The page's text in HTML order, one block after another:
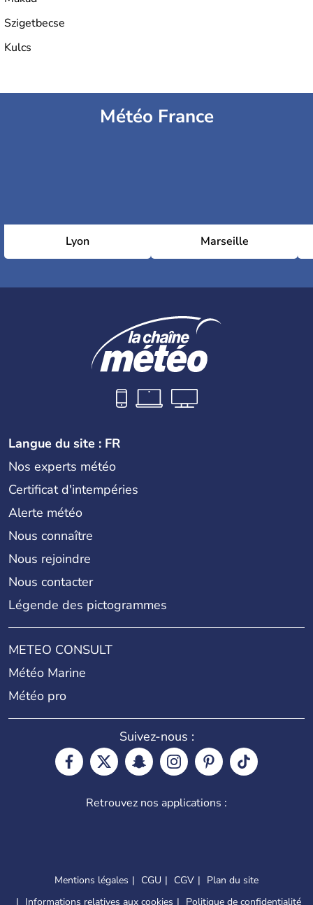
Szigetbecse
Kulcs
Météo France
Lyon Marseille
Langue du site : FR
Nos experts météo
Certificat d'intempéries
Alerte météo
Nous connaître
Nous rejoindre
Nous contacter
Légende des pictogrammes
METEO CONSULT
Météo Marine
Météo pro
Suivez-nous :
Retrouvez nos applications :
Mentions légales CGU CGV
Plan du site
Informations relatives aux cookies
Politique de confidentialité